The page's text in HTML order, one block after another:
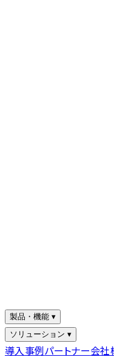
製品・機能 ▾
ソリューション ▾
導入事例パートナー会社